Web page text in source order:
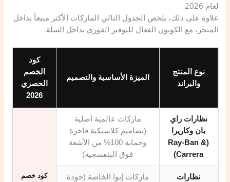
لعام 2026
علاوة على ذلك، يلخص الجدول التالي الماركات الأكثر مبيعاً بداخل
المتجر، مع الكوبون الفعال للتوفير الفوري بداخل السلة.
نوع المنتج
والبراند
الميزة الأساسية والتصميم
كود
الخصم
الحصري
2026
نظارات راي
بان وكاريرا
(Ray-Ban &
Carrera)
ماركات عالمية أصلية
(تصاميم كلاسيكية فاخرة
وحماية 100% من الأشعة
فوق البنفسجية)
كود خصم
نظارات
ماركات إيوا الخاصة (جودة